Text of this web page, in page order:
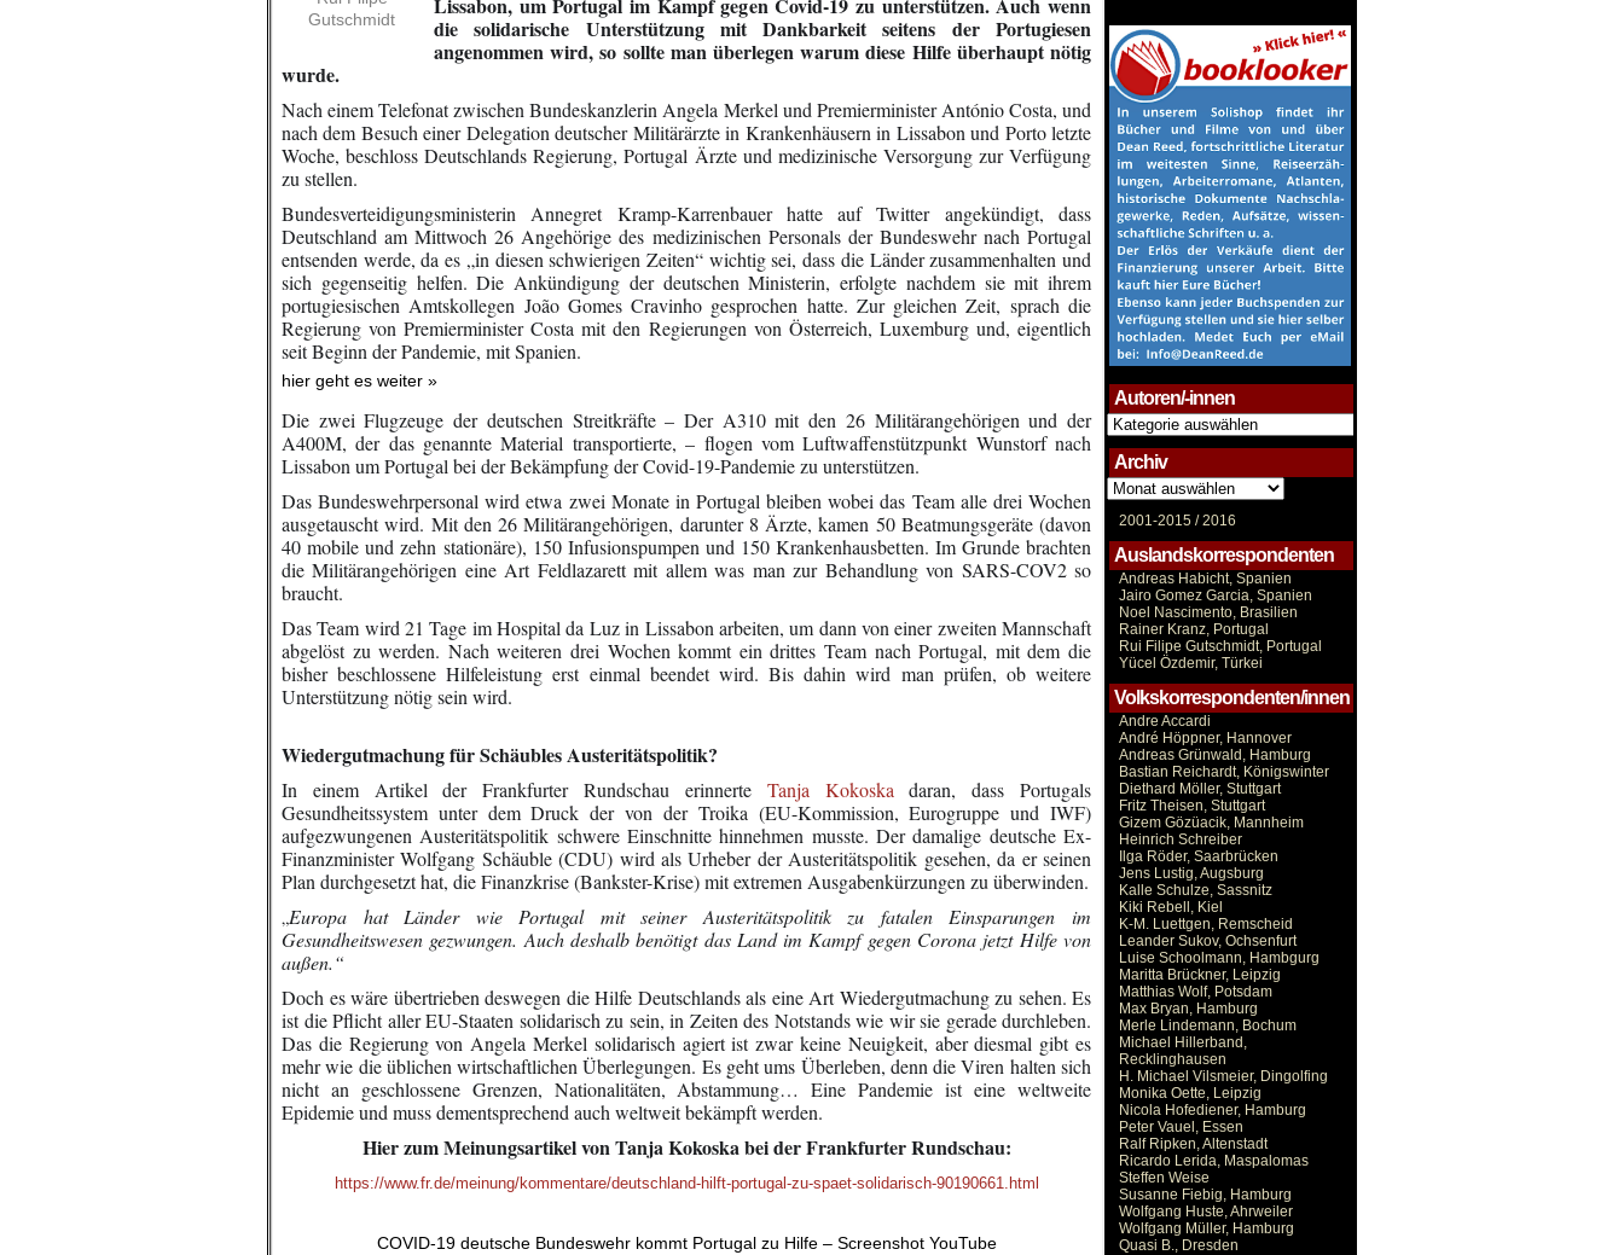
Gutschmidt
die solidarische Unterstützung mit Dankbarkeit seitens der Portugiesen
angenommen wird, so sollte man überlegen warum diese Hilfe überhaupt nötig
wurde.
Nach einem Telefonat zwischen Bundeskanzlerin Angela Merkel und Premierminister António Costa, und
nach dem Besuch einer Delegation deutscher Militärärzte in Krankenhäusern in Lissabon und Porto letzte
Woche, beschloss Deutschlands Regierung, Portugal Ärzte und medizinische Versorgung zur Verfügung
zu stellen.
Bundesverteidigungsministerin Annegret Kramp-Karrenbauer hatte auf Twitter angekündigt, dass
Deutschland am Mittwoch 26 Angehörige des medizinischen Personals der Bundeswehr nach Portugal
entsenden werde, da es „in diesen schwierigen Zeiten“ wichtig sei, dass die Länder zusammenhalten und
sich gegenseitig helfen. Die Ankündigung der deutschen Ministerin, erfolgte nachdem sie mit ihrem
portugiesischen Amtskollegen João Gomes Cravinho gesprochen hatte. Zur gleichen Zeit, sprach die
Regierung von Premierminister Costa mit den Regierungen von Österreich, Luxemburg und, eigentlich
seit Beginn der Pandemie, mit Spanien.
hier geht es weiter »
Die zwei Flugzeuge der deutschen Streitkräfte – Der A310 mit den 26 Militärangehörigen und der
A400M, der das genannte Material transportierte, – flogen vom Luftwaffenstützpunkt Wunstorf nach
Lissabon um Portugal bei der Bekämpfung der Covid-19-Pandemie zu unterstützen.
Das Bundeswehrpersonal wird etwa zwei Monate in Portugal bleiben wobei das Team alle drei Wochen
ausgetauscht wird. Mit den 26 Militärangehörigen, darunter 8 Ärzte, kamen 50 Beatmungsgeräte (davon
40 mobile und zehn stationäre), 150 Infusionspumpen und 150 Krankenhausbetten. Im Grunde brachten
die Militärangehörigen eine Art Feldlazarett mit allem was man zur Behandlung von SARS-COV2 so
braucht.
Das Team wird 21 Tage im Hospital da Luz in Lissabon arbeiten, um dann von einer zweiten Mannschaft
abgelöst zu werden. Nach weiteren drei Wochenkommt ein drittes Team nach Portugal, mit dem die
bisher beschlossene Hilfeleistung erst einmal beendet wird. Bis dahin wird man prüfen, ob weitere
Unterstützung nötig sein wird.
Wiedergutmachung für Schäubles Austeritätspolitik?
In einem Artikel der Frankfurter Rundschau erinnerte Tanja Kokoska daran, dass Portugals
Gesundheitssystem unter dem Druck der von der Troika (EU-Kommission, Eurogruppe und IWF)
aufgezwungenen Austeritätspolitik schwere Einschnitte hinnehmen musste. Der damalige deutsche Ex-
Finanzminister Wolfgang Schäuble (CDU) wird als Urheber der Austeritätspolitik gesehen, da er seinen
Plan durchgesetzt hat, die Finanzkrise (Bankster-Krise) mit extremen Ausgabenkürzungen zu überwinden.
„Europa hat Länder wie Portugal mit seiner Austeritätspolitik zu fatalen Einsparungen im
Gesundheitswesen gezwungen. Auch deshalb benötigt das Land im Kampf gegen Corona jetzt Hilfe von
außen.“
Doch es wäre übertrieben deswegen die Hilfe Deutschlands als eine Art Wiedergutmachung zu sehen. Es
ist die Pflicht aller EU-Staaten solidarisch zu sein, in Zeiten des Notstands wie wir sie gerade durchleben.
Das die Regierung von Angela Merkel solidarisch agiert ist zwar keine Neuigkeit, aber diesmal gibt es
mehr wie die üblichen wirtschaftlichen Überlegungen. Es geht ums Überleben, denn die Viren halten sich
nicht an geschlossene Grenzen, Nationalitäten, Abstammung… Eine Pandemie ist eine weltweite
Epidemie und muss dementsprechend auch weltweit bekämpft werden.
Hier zum Meinungsartikel von Tanja Kokoska bei der Frankfurter Rundschau:
https://www.fr.de/meinung/kommentare/deutschland-hilft-portugal-zu-spaet-solidarisch-90190661.html
COVID-19 deutsche Bundeswehr kommt Portugal zu Hilfe – Screenshot YouTube
Autoren/-innen
Autoren/-
innen
Archiv
Archiv
2001-2015 /2016
Auslandskorrespondenten
Andreas Habicht, Spanien
Jairo Gomez Garcia, Spanien
Noel Nascimento, Brasilien
Rainer Kranz, Portugal
Rui Filipe Gutschmidt, Portugal
Yücel Özdemir, Türkei
Volkskorrespondenten/innen
Andre Accardi
André Höppner, Hannover
Andreas Grünwald, Hamburg
Bastian Reichardt, Königswinter
Diethard Möller, Stuttgart
Fritz Theisen, Stuttgart
Gizem Gözüacik, Mannheim
Heinrich Schreiber
Ilga Röder, Saarbrücken
Jens Lustig, Augsburg
Kalle Schulze, Sassnitz
Kiki Rebell, Kiel
K-M. Luettgen, Remscheid
Leander Sukov, Ochsenfurt
Luise Schoolmann, Hambgurg
Maritta Brückner, Leipzig
Matthias Wolf, Potsdam
Max Bryan, Hamburg
Merle Lindemann, Bochum
Michael Hillerband,
Recklinghausen
H. Michael Vilsmeier, Dingolfing
Monika Oette, Leipzig
Nicola Hofediener, Hamburg
Peter Vauel, Essen
Ralf Ripken, Altenstadt
Ricardo Lerida, Maspalomas
Steffen Weise
Susanne Fiebig, Hamburg
Wolfgang Huste, Ahrweiler
Wolfgang Müller, Hamburg
Quasi B., Dresden